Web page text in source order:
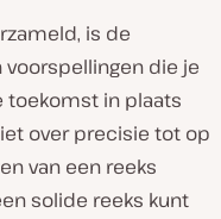
is de
die je
toekomst in plaats
over precisie tot op
van een reeks
solide reeks kunt